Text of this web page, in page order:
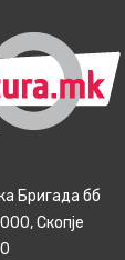
Бригада бб
Скопје